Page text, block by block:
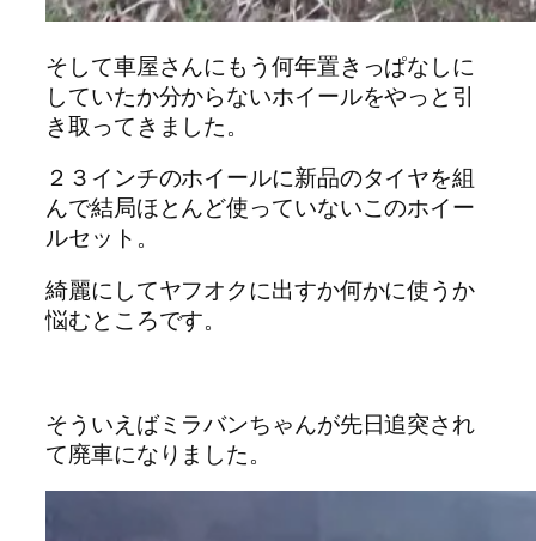
そして車屋さんにもう何年置きっぱなしに
していたか分からないホイールをやっと引
き取ってきました。
２３インチのホイールに新品のタイヤを組
んで結局ほとんど使っていないこのホイー
ルセット。
綺麗にしてヤフオクに出すか何かに使うか
悩むところです。
そういえばミラバンちゃんが先日追突され
て廃車になりました。